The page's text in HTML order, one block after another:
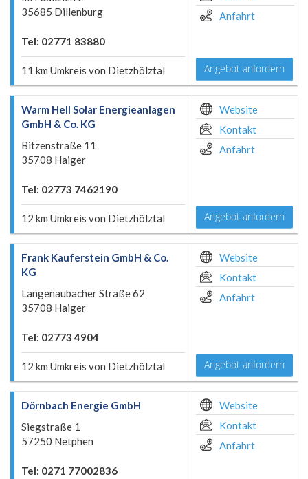
35685 Dillenburg
Tel: 02771 83880
11 km Umkreis von Dietzhölztal
Anfahrt
Angebot anfordern
Warm Hell Solar Energieanlagen
GmbH & Co. KG
Bitzenstraße 11
35708 Haiger
Tel: 02773 7462190
12 km Umkreis von Dietzhölztal
Website
Kontakt
Anfahrt
Angebot anfordern
Frank Kauferstein GmbH & Co.
KG
Langenaubacher Straße 62
35708 Haiger
Tel: 02773 4904
12 km Umkreis von Dietzhölztal
Website
Kontakt
Anfahrt
Angebot anfordern
Dörnbach Energie GmbH
Siegstraße 1
57250 Netphen
Tel: 0271 77002836
Website
Kontakt
Anfahrt